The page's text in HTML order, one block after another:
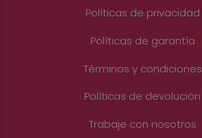
Políticas de privacidad
Políticas de garantía
Términos y condiciones
Políticas de devolución
Trabaje con nosotros